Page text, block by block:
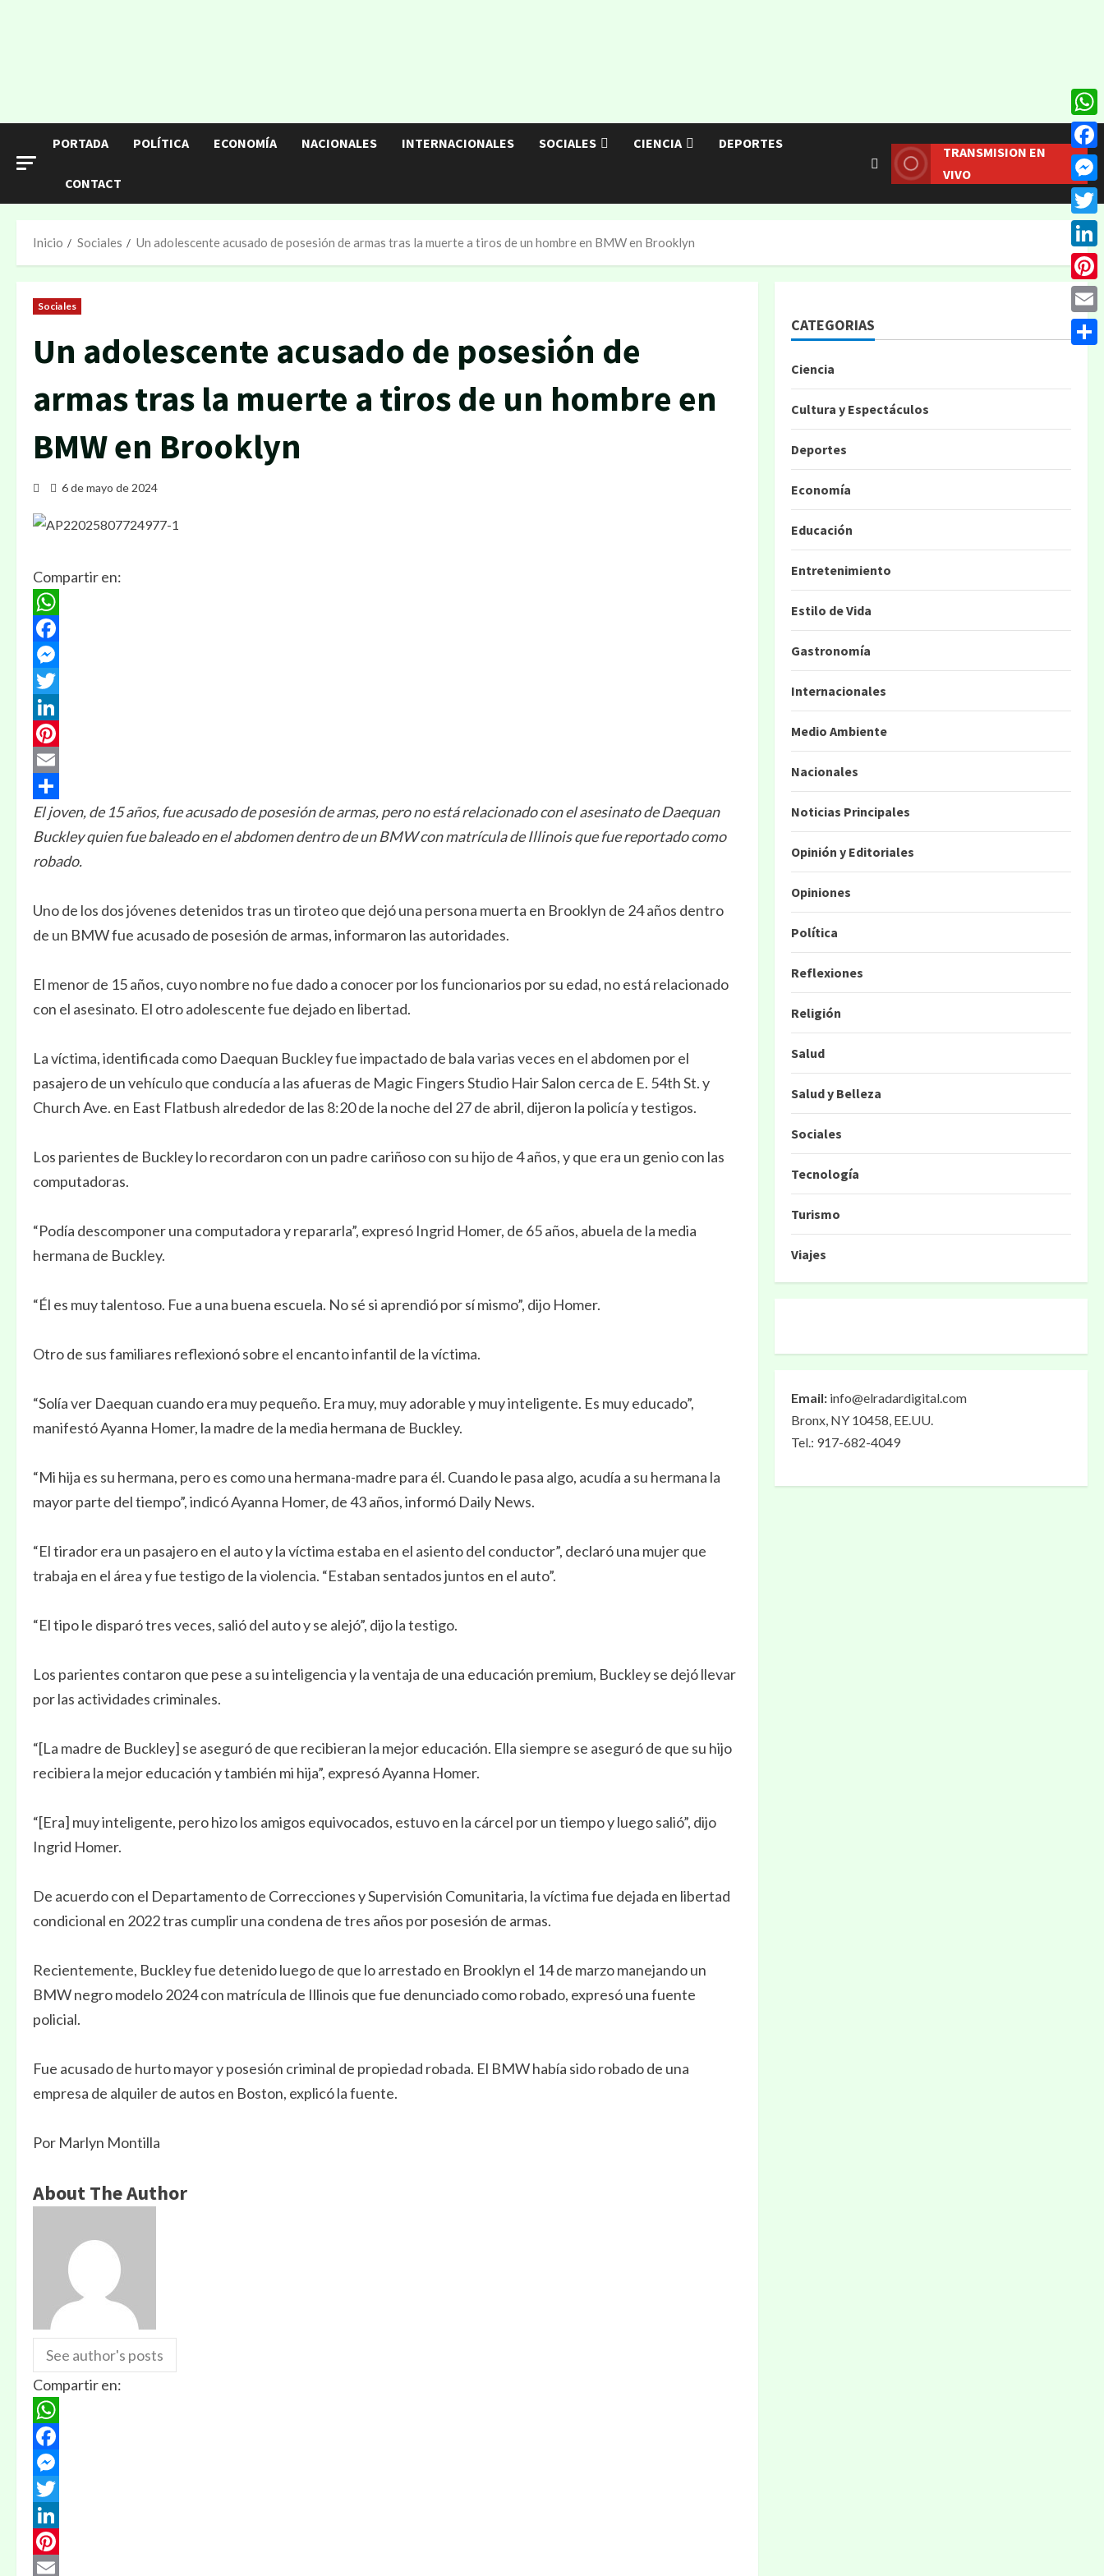
PORTADA POLÍTICA ECONOMÍA NACIONALES INTERNACIONALES SOCIALES CIENCIA DEPORTES
CONTACT
TRANSMISION EN
VIVO
Inicio Sociales Un adolescente acusado de posesión de armas tras la muerte a tiros de un hombre en BMW en Brooklyn
Sociales
Un adolescente acusado de posesión de
armas tras la muerte a tiros de un hombre en
BMW en Brooklyn
6 de mayo de 2024
Compartir en:
WhatsApp
Facebook
Messenger
Twitter
LinkedIn
Pinterest
Email
Compartir
El joven, de 15 años, fue acusado de posesión de armas, pero no está relacionado con el asesinato de Daequan
Buckley quien fue baleado en el abdomen dentro de un BMW con matrícula de Illinois que fue reportado como
robado.
Uno de los dos jóvenes detenidos tras un tiroteo que dejó una persona muerta en Brooklyn de 24 años dentro
de un BMW fue acusado de posesión de armas, informaron las autoridades.
El menor de 15 años, cuyo nombre no fue dado a conocer por los funcionarios por su edad, no está relacionado
con el asesinato. El otro adolescente fue dejado en libertad.
La víctima, identificada como Daequan Buckley fue impactado de bala varias veces en el abdomen por el
pasajero de un vehículo que conducía a las afueras de Magic Fingers Studio Hair Salon cerca de E. 54th St. y
Church Ave. en East Flatbush alrededor de las 8:20 de la noche del 27 de abril, dijeron la policía y testigos.
Los parientes de Buckley lo recordaron con un padre cariñoso con su hijo de 4 años, y que era un genio con las
computadoras.
“Podía descomponer una computadora y repararla”, expresó Ingrid Homer, de 65 años, abuela de la media
hermana de Buckley.
“Él es muy talentoso. Fue a una buena escuela. No sé si aprendió por sí mismo”, dijo Homer.
Otro de sus familiares reflexionó sobre el encanto infantil de la víctima.
“Solía ver Daequan cuando era muy pequeño. Era muy, muy adorable y muy inteligente. Es muy educado”,
manifestó Ayanna Homer, la madre de la media hermana de Buckley.
“Mi hija es su hermana, pero es como una hermana-madre para él. Cuando le pasa algo, acudía a su hermana la
mayor parte del tiempo”, indicó Ayanna Homer, de 43 años, informó Daily News.
“El tirador era un pasajero en el auto y la víctima estaba en el asiento del conductor”, declaró una mujer que
trabaja en el área y fue testigo de la violencia. “Estaban sentados juntos en el auto”.
“El tipo le disparó tres veces, salió del auto y se alejó”, dijo la testigo.
Los parientes contaron que pese a su inteligencia y la ventaja de una educación premium, Buckley se dejó llevar
por las actividades criminales.
“[La madre de Buckley] se aseguró de que recibieran la mejor educación. Ella siempre se aseguró de que su hijo
recibiera la mejor educación y también mi hija”, expresó Ayanna Homer.
“[Era] muy inteligente, pero hizo los amigos equivocados, estuvo en la cárcel por un tiempo y luego salió”, dijo
Ingrid Homer.
De acuerdo con el Departamento de Correcciones y Supervisión Comunitaria, la víctima fue dejada en libertad
condicional en 2022 tras cumplir una condena de tres años por posesión de armas.
Recientemente, Buckley fue detenido luego de que lo arrestado en Brooklyn el 14 de marzo manejando un
BMW negro modelo 2024 con matrícula de Illinois que fue denunciado como robado, expresó una fuente
policial.
Fue acusado de hurto mayor y posesión criminal de propiedad robada. El BMW había sido robado de una
empresa de alquiler de autos en Boston, explicó la fuente.
Por Marlyn Montilla
About The Author
See author's posts
Compartir en:
WhatsApp
Facebook
Messenger
Twitter
LinkedIn
Pinterest
CATEGORIAS
Ciencia
Cultura y Espectáculos
Deportes
Economía
Educación
Entretenimiento
Estilo de Vida
Gastronomía
Internacionales
Medio Ambiente
Nacionales
Noticias Principales
Opinión y Editoriales
Opiniones
Política
Reflexiones
Religión
Salud
Salud y Belleza
Sociales
Tecnología
Turismo
Viajes
Email: info@elradardigital.com
Bronx, NY 10458, EE.UU.
Tel.: 917-682-4049
Email